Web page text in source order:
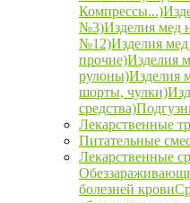
Компрессы...)
№3)Изделия мед
№12)Изделия
прочие)Изделия
рулоны)Изделия
шорты, чулки)
средства)
Лекарственные
Питательные
Лекарственные
болезней крови